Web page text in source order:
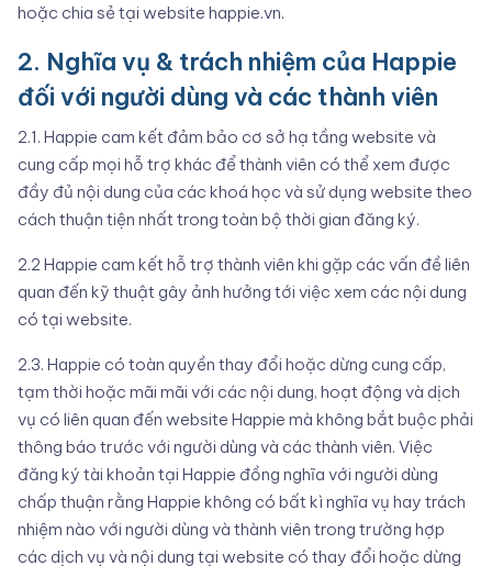
hoặc chia sẻ tại website happie.vn.
2. Nghĩa vụ & trách nhiệm của Happie
đối với người dùng và các thành viên
2.1. Happie cam kết đảm bảo cơ sở hạ tầng website và
cung cấp mọi hỗ trợ khác để thành viên có thể xem được
đầy đủ nội dung của các khoá học và sử dụng website theo
cách thuận tiện nhất trong toàn bộ thời gian đăng ký.
2.2 Happie cam kết hỗ trợ thành viên khi gặp các vấn đề liên
quan đến kỹ thuật gây ảnh hưởng tới việc xem các nội dung
có tại website.
2.3. Happie có toàn quyền thay đổi hoặc dừng cung cấp,
tạm thời hoặc mãi mãi với các nội dung, hoạt động và dịch
vụ có liên quan đến website Happie mà không bắt buộc phải
thông báo trước với người dùng và các thành viên. Việc
đăng ký tài khoản tại Happie đồng nghĩa với người dùng
chấp thuận rằng Happie không có bất kì nghĩa vụ hay trách
nhiệm nào với người dùng và thành viên trong trường hợp
các dịch vụ và nội dung tại website có thay đổi hoặc dừng